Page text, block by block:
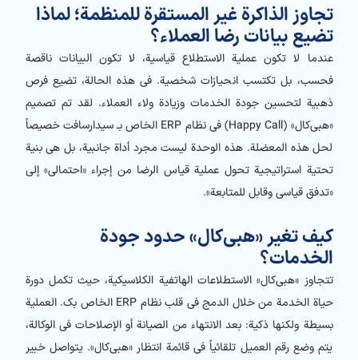
تجاوز الذاكرة غير المستقرة للمنظمة؛ لماذا
تضيع بيانات رضا العملاء؟
عندما لا تكون عملية الاستطلاع قياسية، لا تكون البيانات ناقصة
فحسب، بل تكتسب انحيازات شخصية. في هذه الحالة، تضيع فرص
ذهبية لتحسين جودة الخدمات وزيادة ولاء العملاء. لقد تم تصميم
«هبي‌کال» (Happy Call) في نظام ERP الخاص بـ سیدارسافت خصيصاً
لحل هذه المعضلة. هذه الوحدة ليست مجرد أداة جانبية، بل هي بنية
تحتية استراتيجية تحول عملية قياس الرضا من إجراء «احتمالي» إلى
«تدفق قياسي وقابل للمتابعة».
كيف تغير «هبي‌کال» حدود جودة
الخدمات؟
تتجاوز «هبي‌کال» الاستطلاعات الهاتفية الكلاسيكية، حيث تكمل دورة
حياة الخدمة من خلال الدمج في قلب نظام ERP الخاص بك. العملية
بسيطة ولكنها ذكية: بعد الانتهاء من الصيانة أو الإصلاحات في الوكالة،
يتم وضع رقم العميل تلقائياً في قائمة انتظار «هبي‌کال». يتواصل خبير